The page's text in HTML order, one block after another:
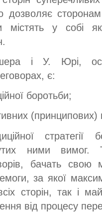
дозволяє
містять у собі
і У. Юрі,
є:
боротьби;
(принципових)
ними вимог.
бачать свою
за якої
сторін, так і
від процесу